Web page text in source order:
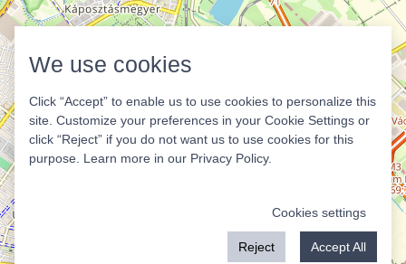
We use cookies
Click “Accept” to enable us to use cookies to personalize this
site. Customize your preferences in your Cookie Settings or
click “Reject” if you do not want us to use cookies for this
purpose. Learn more in our Privacy Policy.
Cookies settings
Reject Accept All